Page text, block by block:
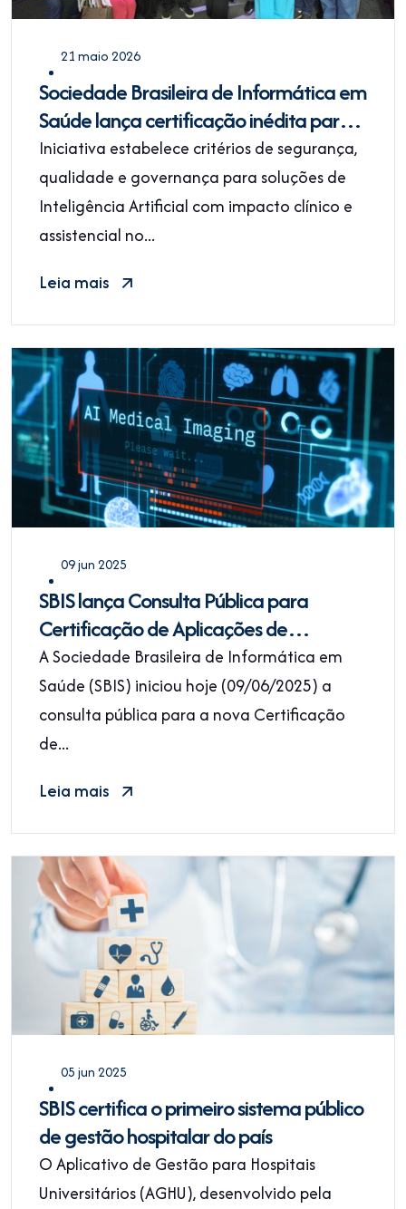
21 maio 2026
Sociedade Brasileira de Informática em
Saúde lança certificação inédita para
aplicações de IA em saúde durante a
Hospitalar 2026
Iniciativa estabelece critérios de segurança,
qualidade e governança para soluções de
Inteligência Artificial com impacto clínico e
assistencial no...
Leia mais
09 jun 2025
SBIS lança Consulta Pública para
Certificação de Aplicações de
Inteligência Artificial em Saúde
A Sociedade Brasileira de Informática em
Saúde (SBIS) iniciou hoje (09/06/2025) a
consulta pública para a nova Certificação
de...
Leia mais
05 jun 2025
SBIS certifica o primeiro sistema público
de gestão hospitalar do país
O Aplicativo de Gestão para Hospitais
Universitários (AGHU), desenvolvido pela